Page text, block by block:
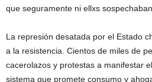
que seguramente ni ellxs
La represión desatada por el Estado
a la resistencia. Cientos de miles de
cacerolazos y protestas a manifestar
sistema que promete consumo y